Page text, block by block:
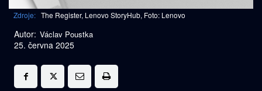
Zdroje: The Register, Lenovo StoryHub, Foto: Lenovo
Autor: Václav Poustka
25. června 2025